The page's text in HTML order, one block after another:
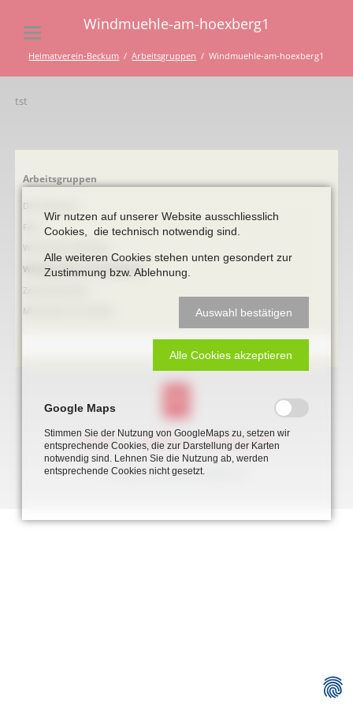
Windmuehle-am-hoexberg1
Heimatverein-Beckum Arbeitsgruppen Windmuehle-am-hoexberg1
tst
Navigation
Arbeitsgruppen
Dormitorium
Film
Windmühle Höxberg
Windmuehle-am-hoexberg1
Zementmuseum
Mineralien & Fossilien
NAVIGATION
ÜBERSPRINGEN
KONTAKT IMPRESSUM DATENSCHUTZ
© 2026 Heimatverein-Beckum
Wir nutzen auf unserer Website ausschliesslich
Cookies, die technisch notwendig sind.
Alle weiteren Cookies stehen unten gesondert zur
Zustimmung bzw. Ablehnung.
Auswahl bestätigen
Alle Cookies akzeptieren
Google Maps
Stimmen Sie der Nutzung von GoogleMaps zu, setzen wir
entsprechende Cookies, die zur Darstellung der Karten
notwendig sind. Lehnen Sie die Nutzung ab, werden
entsprechende Cookies nicht gesetzt.